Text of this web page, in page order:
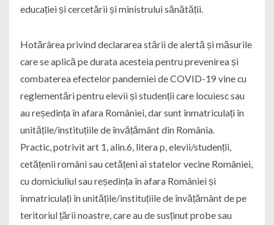
educației și cercetării și ministrului sănătății.
Hotărârea privind declararea stării de alertă și măsurile
care se aplică pe durata acesteia pentru prevenirea și
combaterea efectelor pandemiei de COVID-19 vine cu
reglementări pentru elevii și studenții care locuiesc sau
au reședința în afara României, dar sunt înmatriculați în
unitățile/instituțiile de învățământ din România.
Practic, potrivit art 1, alin.6, litera p, elevii/studenții,
cetățenii români sau cetățeni ai statelor vecine României,
cu domiciuliul sau reședința în afara României și
înmatriculați în unitățile/instituțiile de învățământ de pe
teritoriul țării noastre, care au de susținut probe sau